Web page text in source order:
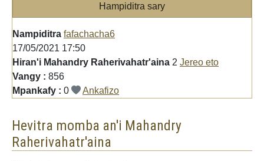
Hampiditra sary
Nampiditra fafachacha6
17/05/2021 17:50
Hiran'i Mahandry Raherivahatr'aina 2 Jereo eto
Vangy : 856
Mpankafy : 0 Ankafizo
Hevitra momba an'i Mahandry
Raherivahatr'aina